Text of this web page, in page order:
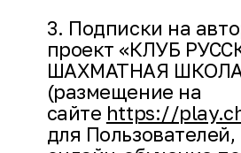
3. Подписки на
проект «КЛУБ
ШАХМАТНАЯ
(размещение на
сайте https://
для